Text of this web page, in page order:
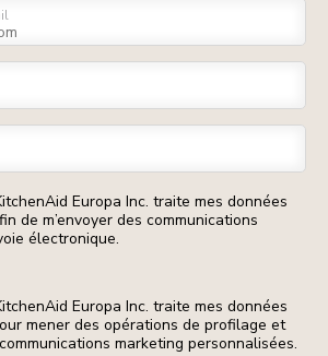
Europa Inc. traite mes données
de m’envoyer des communications
électronique.
Europa Inc. traite mes données
mener des opérations de profilage et
marketing personnalisées.